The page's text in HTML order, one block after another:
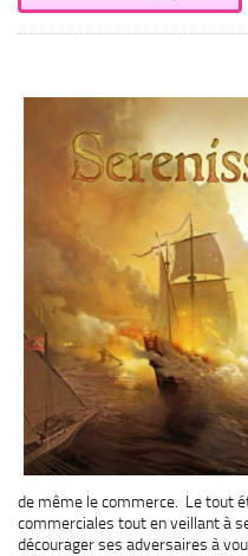
de même le commerce. Le tout
commerciales tout en veillant à
décourager ses adversaires à